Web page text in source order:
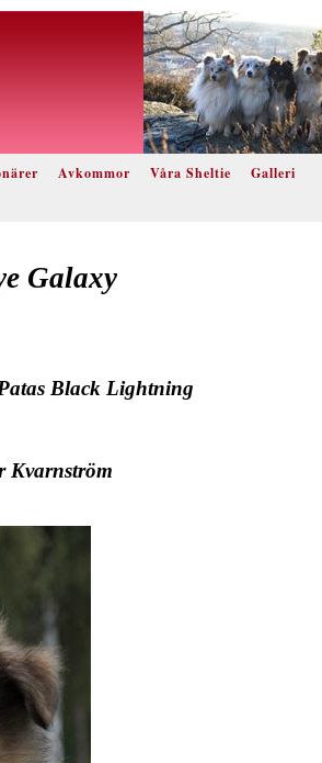
Avkommor Våra Sheltie
Galleri
Galaxy
Black Lightning
Kvarnström